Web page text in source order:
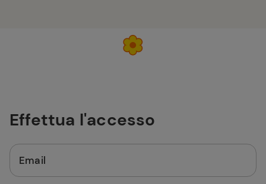
Effettua l'accesso
Email